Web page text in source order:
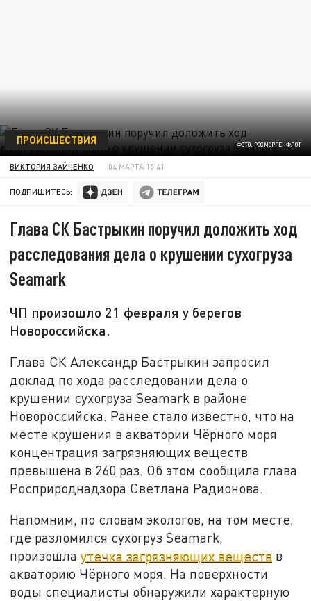
ФОТО: РОСМОРРЕЧФЛОТ
ПРОИСШЕСТВИЯ
ВИКТОРИЯ ЗАЙЧЕНКО 04 МАРТА 15:41
ПОДПИШИТЕСЬ:
Глава СК Бастрыкин поручил доложить ход
расследования дела о крушении сухогруза
Seamark
ЧП произошло 21 февраля у берегов
Новороссийска.
Глава СК Александр Бастрыкин запросил
доклад по хода расследовании дела о
крушении сухогруза Seamark в районе
Новороссийска. Ранее стало известно, что на
месте крушения в акватории Чёрного моря
концентрация загрязняющих веществ
превышена в 260 раз. Об этом сообщила глава
Росприроднадзора Светлана Радионова.
Напомним, по словам экологов, на том месте,
где разломился сухогруз Seamark,
произошлаутечка загрязняющих веществ в
акваторию Чёрного моря. На поверхности
воды специалисты обнаружили характерную